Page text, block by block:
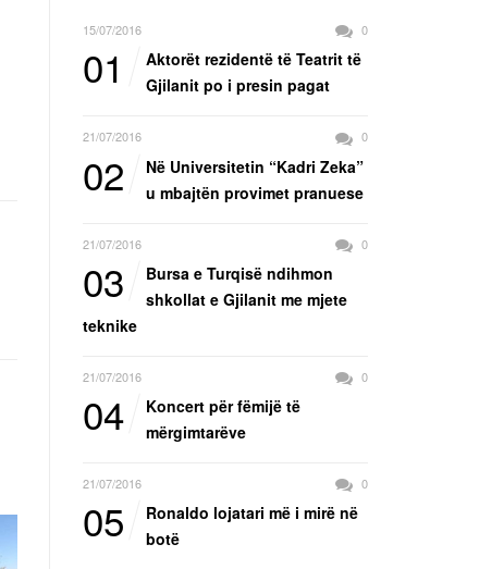
15/07/2016 0
01
Aktorët rezidentë të Teatrit të
Gjilanit po i presin pagat
21/07/2016 0
02
Në Universitetin “Kadri Zeka”
u mbajtën provimet pranuese
21/07/2016 0
03
Bursa e Turqisë ndihmon
shkollat e Gjilanit me mjete
teknike
21/07/2016 0
04
Koncert për fëmijë të
mërgimtarëve
21/07/2016 0
05
Ronaldo lojatari më i mirë në
botë